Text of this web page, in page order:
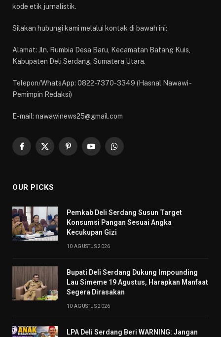
kode etik jurnalistik.
Silakan hubungi kami melalui kontak di bawah ini:
Alamat: Jln. Rumbia Desa Baru, Kecamatan Batang Kuis,
Kabupaten Deli Serdang, Sumatera Utara.
Telepon/WhatsApp: 0822-7370-3349 (Hasnal Nawawi -
Pemimpin Redaksi)
E-mail: nawawinews25@gmail.com
Facebook
X
PinterestYouTubeWhatsApp
OUR PICKS
Pemkab Deli Serdang Susun Target
Konsumsi Pangan Sesuai Angka
Kecukupan Gizi
10 AGUSTUS 2026
Bupati Deli Serdang Dukung Impounding
Lau Simeme 19 Agustus, Harapkan Manfaat
Segera Dirasakan
10 AGUSTUS 2026
LPA Deli Serdang Beri WARNING: Jangan